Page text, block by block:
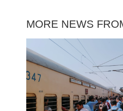
MORE NEWS